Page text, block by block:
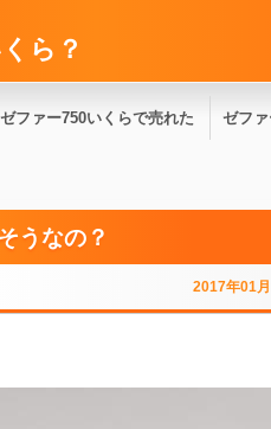
ら？
ゼファー750いくらで売れた ゼファ
うなの？
2017年01月